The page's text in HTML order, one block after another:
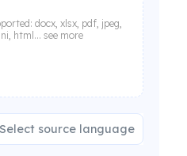
docx, xlsx, pdf, jpeg,
html... see more
Select source language